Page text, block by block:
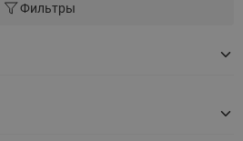
Фильтры